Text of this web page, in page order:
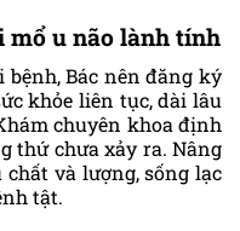
mổ u não lành tính
Bác nên đăng ký
khỏe liên tục, dài lâu
chuyên khoa định
thứ chưa xảy ra. Nâng
và lượng, sống lạc
tật.